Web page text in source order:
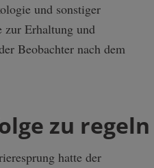
und sonstiger
zur Erhaltung und
Beobachter nach dem
zu regeln
hatte der